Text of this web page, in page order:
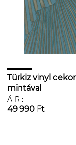
Türkiz vinyl
mintával
ÁR:
49 990 Ft